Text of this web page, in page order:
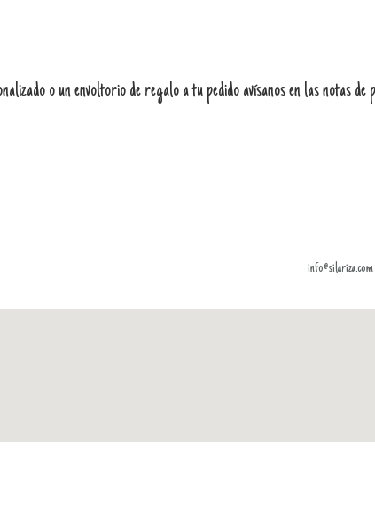
o un envoltorio de regalo a tu pedido avísanos en las notas de
info@silariza.com